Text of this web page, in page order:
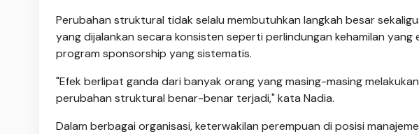
Perubahan struktural tidak selalu membutuhkan langkah besar
yang dijalankan secara konsisten seperti perlindungan kehamilan yang
program sponsorship yang sistematis.
"Efek berlipat ganda dari banyak orang yang masing-masing
perubahan struktural benar-benar terjadi," kata Nadia.
Dalam berbagai organisasi, keterwakilan perempuan di posisi